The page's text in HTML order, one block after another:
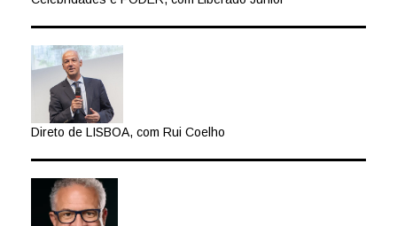
Direto de LISBOA, com Rui Coelho